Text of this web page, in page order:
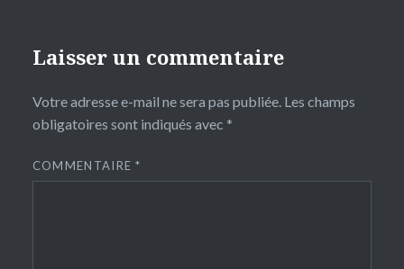
Laisser un commentaire
Votre adresse e-mail ne sera pas publiée. Les champs
obligatoires sont indiqués avec *
COMMENTAIRE*